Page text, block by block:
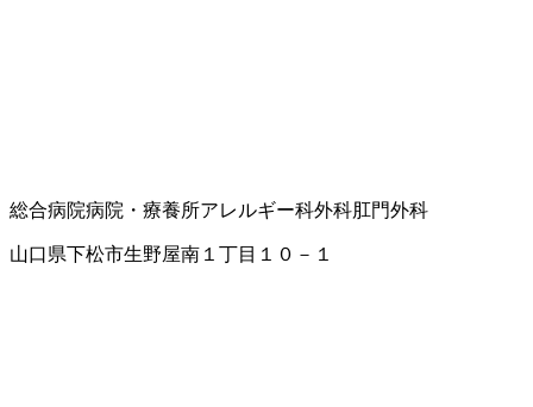
総合病院病院・療養所アレルギー科外科肛門外科
山口県下松市生野屋南１丁目１０－１